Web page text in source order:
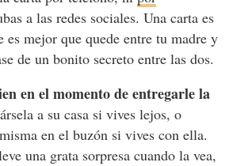
a las redes sociales. Una carta es
mejor que quede entre tu madre y
de un bonito secreto entre las dos.
en el momento de entregarle la
a su casa si vives lejos, o
en el buzón si vives con ella.
una grata sorpresa cuando la vea,